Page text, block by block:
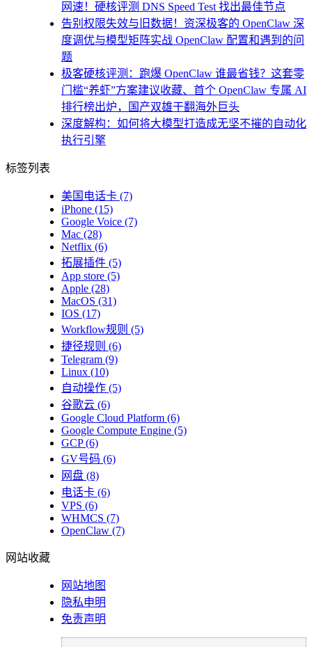
网速！硬核评测 DNS Speed Test 找出最佳节点
告别权限失效与旧数据！资深极客的 OpenClaw 深
度调优与模型矩阵实战 OpenClaw 配置和遇到的问
题
极客硬核评测：跑爆 OpenClaw 谁最省钱？这套零
门槛“养虾”方案建议收藏、首个 OpenClaw 专属 AI
排行榜出炉，国产双雄干翻海外巨头
深度解构：如何将大模型打造成无坚不摧的自动化
执行引擎
标签列表
美国电话卡 (7)
iPhone (15)
Google Voice (7)
Mac (28)
Netflix (6)
拓展插件 (5)
App store (5)
Apple (28)
MacOS (31)
IOS (17)
Workflow规则 (5)
捷径规则 (6)
Telegram (9)
Linux (10)
自动操作 (5)
谷歌云 (6)
Google Cloud Platform (6)
Google Compute Engine (5)
GCP(6)
GV号码 (6)
网盘 (8)
电话卡 (6)
VPS (6)
WHMCS (7)
OpenClaw (7)
网站收藏
网站地图
隐私申明
免责声明